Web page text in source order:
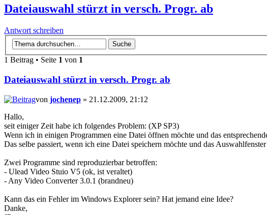
Dateiauswahl stürzt in versch. Progr. ab
Antwort schreiben
1 Beitrag • Seite 1 von 1
Dateiauswahl stürzt in versch. Progr. ab
von jochenep » 21.12.2009, 21:12
Hallo,
seit einiger Zeit habe ich folgendes Problem: (XP SP3)
Wenn ich in einigen Programmen eine Datei öffnen möchte und das
Das selbe passiert, wenn ich eine Datei speichern möchte und das
Zwei Programme sind reproduzierbar betroffen:
- Ulead Video Stuio V5 (ok, ist veraltet)
- Any Video Converter 3.0.1 (brandneu)
Kann das ein Fehler im Windows Explorer sein? Hat jemand eine Idee?
Danke,